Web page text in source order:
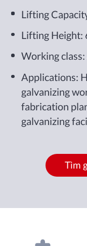
Lifting
Lifting Height:
Working
Applications:
galvanizing
fabrication
galvanizing
Tìm